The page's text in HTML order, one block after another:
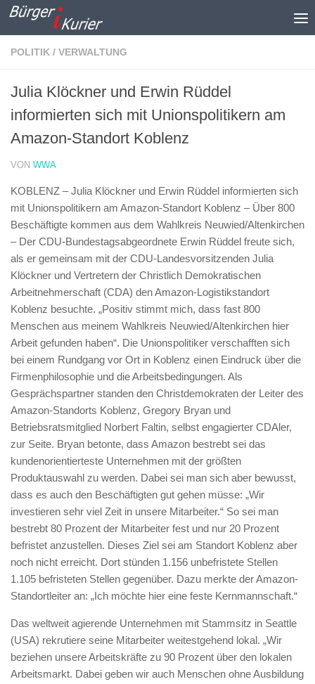
Zum Inhalt springen
POLITIK / VERWALTUNG
Julia Klöckner und Erwin Rüddel
informierten sich mit Unionspolitikern am
Amazon-Standort Koblenz
VON WWA
KOBLENZ – Julia Klöckner und Erwin Rüddel informierten sich
mit Unionspolitikern am Amazon-Standort Koblenz – Über 800
Beschäftigte kommen aus dem Wahlkreis Neuwied/Altenkirchen
– Der CDU-Bundestagsabgeordnete Erwin Rüddel freute sich,
als er gemeinsam mit der CDU-Landesvorsitzenden Julia
Klöckner und Vertretern der Christlich Demokratischen
Arbeitnehmerschaft (CDA) den Amazon-Logistikstandort
Koblenz besuchte. „Positiv stimmt mich, dass fast 800
Menschen aus meinem Wahlkreis Neuwied/Altenkirchen hier
Arbeit gefunden haben“. Die Unionspolitiker verschafften sich
bei einem Rundgang vor Ort in Koblenz einen Eindruck über die
Firmenphilosophie und die Arbeitsbedingungen. Als
Gesprächspartner standen den Christdemokraten der Leiter des
Amazon-Standorts Koblenz, Gregory Bryan und
Betriebsratsmitglied Norbert Faltin, selbst engagierter CDAler,
zur Seite. Bryan betonte, dass Amazon bestrebt sei das
kundenorientierteste Unternehmen mit der größten
Produktauswahl zu werden. Dabei sei man sich aber bewusst,
dass es auch den Beschäftigten gut gehen müsse: „Wir
investieren sehr viel Zeit in unsere Mitarbeiter.“ So sei man
bestrebt 80 Prozent der Mitarbeiter fest und nur 20 Prozent
befristet anzustellen. Dieses Ziel sei am Standort Koblenz aber
noch nicht erreicht. Dort stünden 1.156 unbefristete Stellen
1.105 befristeten Stellen gegenüber. Dazu merkte der Amazon-
Standortleiter an: „Ich möchte hier eine feste Kernmannschaft.“
Das weltweit agierende Unternehmen mit Stammsitz in Seattle
(USA) rekrutiere seine Mitarbeiter weitestgehend lokal. „Wir
beziehen unsere Arbeitskräfte zu 90 Prozent über den lokalen
Arbeitsmarkt. Dabei geben wir auch Menschen ohne Ausbildung